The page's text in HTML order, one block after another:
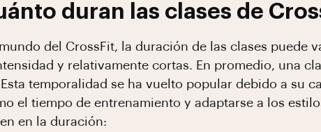
duran las clases de
del CrossFit, la duración de las clases puede
y relativamente cortas. En promedio, una
temporalidad se ha vuelto popular debido a su
el tiempo de entrenamiento y adaptarse a los
en la duración: